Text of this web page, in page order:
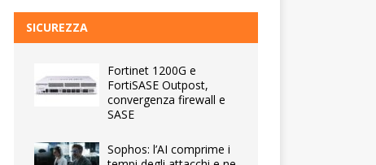
SICUREZZA
Fortinet 1200G e
FortiSASE Outpost,
convergenza firewall e
SASE
Sophos: l’AI comprime i